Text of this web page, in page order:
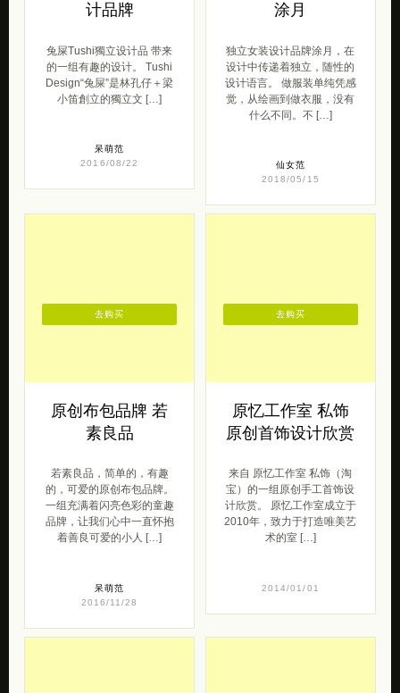
计品牌
兔屎Tushi獨立设计品 带来
的一组有趣的设计。 Tushi
Design“兔屎”是林孔仔＋梁
小笛創立的獨立文 […]
呆萌范
2016/08/22
涂月
独立女装设计品牌涂月，在
设计中传递着独立，随性的
设计语言。 做服装单纯凭感
觉，从绘画到做衣服，没有
什么不同。不 […]
仙女范
2018/05/15
原创布包品牌 若
素良品
若素良品，简单的，有趣
的，可爱的原创布包品牌。
一组充满着闪亮色彩的童趣
品牌，让我们心中一直怀抱
着善良可爱的小人 […]
呆萌范
2016/11/28
去购买
原忆工作室 私饰
原创首饰设计欣赏
来自 原忆工作室 私饰（淘
宝）的一组原创手工首饰设
计欣赏。 原忆工作室成立于
2010年，致力于打造唯美艺
术的室 […]
2014/01/01
去购买